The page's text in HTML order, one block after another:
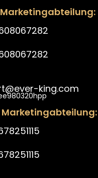
king.com
Marketingabteilung: